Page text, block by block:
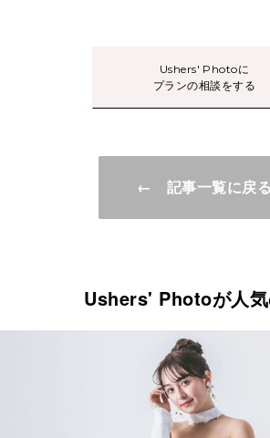
Ushers' Photoに
プランの相談をする
← 記事一覧に戻る
Ushers' Photoが人